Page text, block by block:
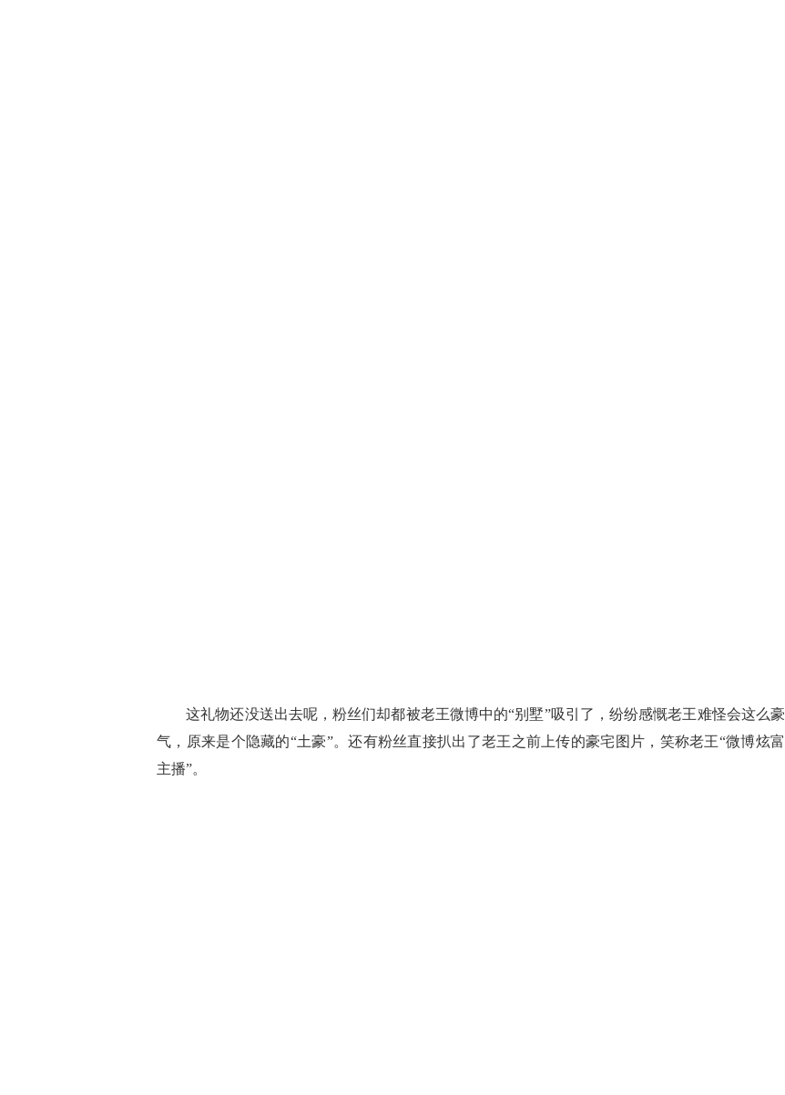
这礼物还没送出去呢，粉丝们却都被老王微博中的“别墅”吸引了，纷纷感慨老王难怪会这么豪
气，原来是个隐藏的“土豪”。还有粉丝直接扒出了老王之前上传的豪宅图片，笑称老王“微博炫富
主播”。